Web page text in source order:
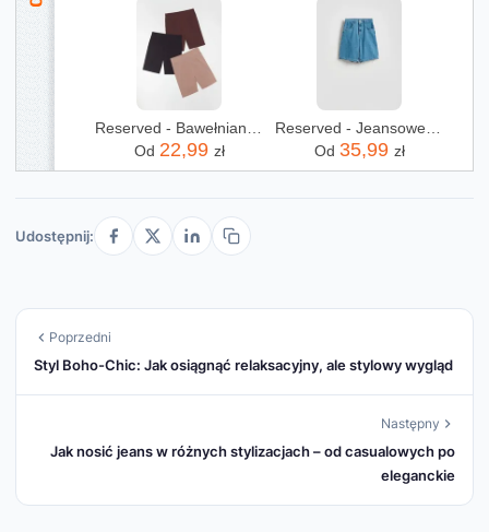
Reserved - Bawełniane kolarki - czarny
Od 22,99 zł
Reserved - Jeansowe szorty - niebieski
Od 35,99 zł
Udostępnij:
Poprzedni
Styl Boho-Chic: Jak osiągnąć relaksacyjny, ale stylowy wygląd
Następny
Jak nosić jeans w różnych stylizacjach – od casualowych po
eleganckie